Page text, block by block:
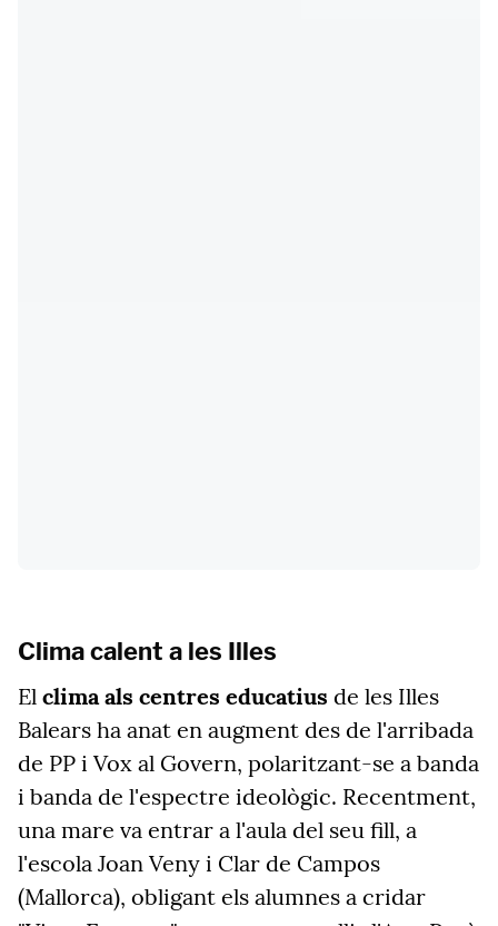
Clima calent a les Illes
El clima als centres educatius de les Illes
Balears ha anat en augment des de l'arribada
de PP i Vox al Govern, polaritzant-se a banda
i banda de l'espectre ideològic. Recentment,
una mare va entrar a l'aula del seu fill, a
l'escola Joan Veny i Clar de Campos
(Mallorca), obligant els alumnes a cridar